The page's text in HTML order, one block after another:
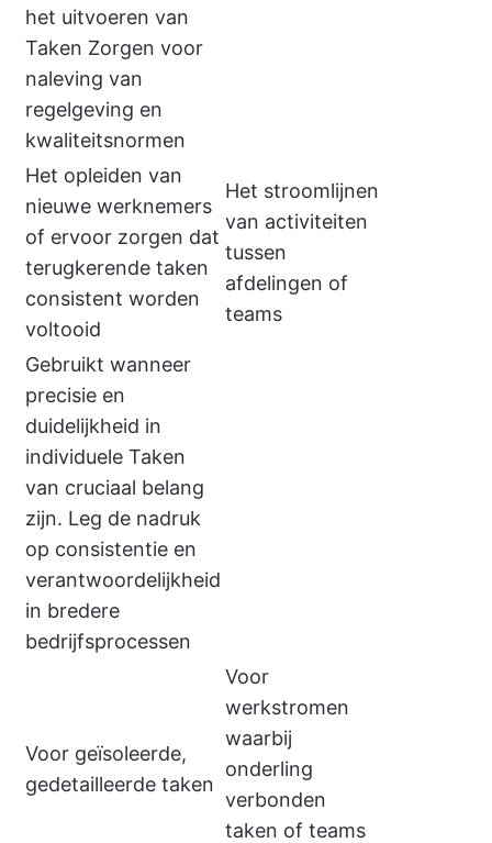
het uitvoeren van
Taken Zorgen voor
naleving van
regelgeving en
kwaliteitsnormen
Het opleiden van
nieuwe werknemers
of ervoor zorgen dat
terugkerende taken
consistent worden
voltooid
Het stroomlijnen
van activiteiten
tussen
afdelingen of
teams
Gebruikt wanneer
precisie en
duidelijkheid in
individuele Taken
van cruciaal belang
zijn. Leg de nadruk
op consistentie en
verantwoordelijkheid
in bredere
bedrijfsprocessen
Voor geïsoleerde,
gedetailleerde taken
Voor
werkstromen
waarbij
onderling
verbonden
taken of teams